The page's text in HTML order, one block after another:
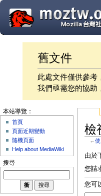
舊文件
此處文件僅供參考
我們亟需您的協助
檢
←
由於
您請
您可
本站導覽：
首頁
頁面近期變動
隨機頁面
Help about MediaWiki
搜尋